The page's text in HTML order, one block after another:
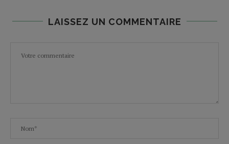
LAISSEZ UN COMMENTAIRE